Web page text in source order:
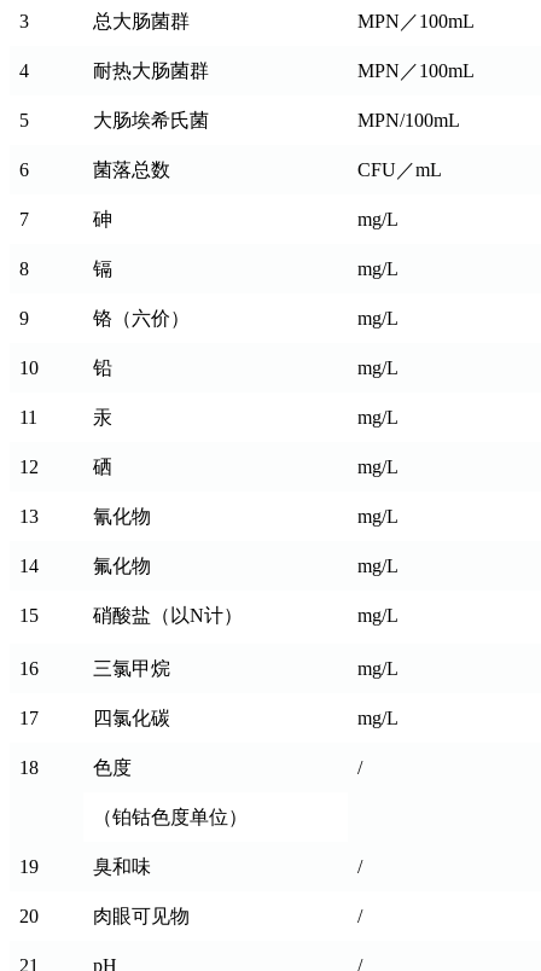
3 总大肠菌群 MPN／100mL
4 耐热大肠菌群 MPN／100mL
5 大肠埃希氏菌 MPN/100mL
6 菌落总数 CFU／mL
7 砷 mg/L
8 镉 mg/L
9 铬（六价） mg/L
10 铅 mg/L
11 汞 mg/L
12 硒 mg/L
13 氰化物 mg/L
14 氟化物 mg/L
15 硝酸盐（以N计） mg/L
16 三氯甲烷 mg/L
17 四氯化碳 mg/L
18 色度 /
（铂钴色度单位）
19 臭和味 /
20 肉眼可见物 /
21 pH /